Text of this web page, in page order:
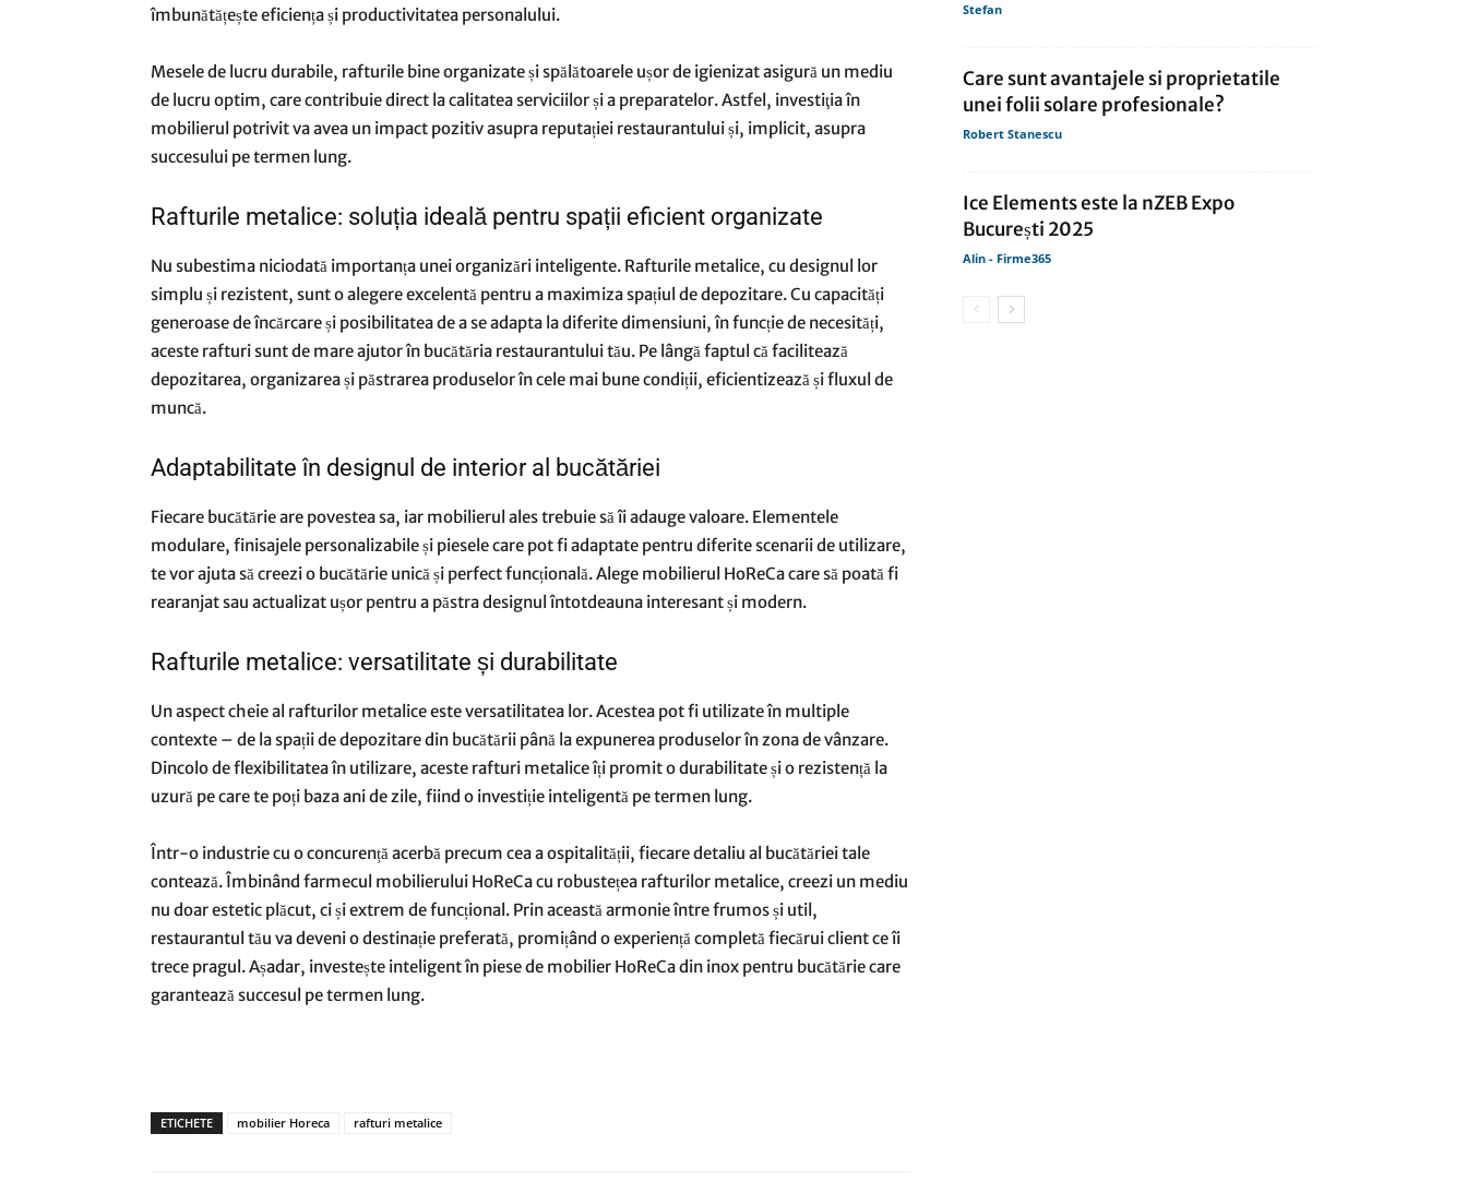
îmbunătățește eficiența și productivitatea personalului.
Mesele de lucru durabile, rafturile bine organizate și spălătoarele ușor de igienizat asigură un mediu
de lucru optim, care contribuie direct la calitatea serviciilor și a preparatelor. Astfel, investiţia în
mobilierul potrivit va avea un impact pozitiv asupra reputației restaurantului și, implicit, asupra
succesului pe termen lung.
Rafturile metalice: soluția ideală pentru spații eficient organizate
Nu subestima niciodată importanța unei organizări inteligente. Rafturile metalice, cu designul lor
simplu și rezistent, sunt o alegere excelentă pentru a maximiza spațiul de depozitare. Cu capacități
generoase de încărcare și posibilitatea de a se adapta la diferite dimensiuni, în funcție de necesități,
aceste rafturi sunt de mare ajutor în bucătăria restaurantului tău. Pe lângă faptul că facilitează
depozitarea, organizarea și păstrarea produselor în cele mai bune condiții, eficientizează și fluxul de
muncă.
Adaptabilitate în designul de interior al bucătăriei
Fiecare bucătărie are povestea sa, iar mobilierul ales trebuie să îi adauge valoare. Elementele
modulare, finisajele personalizabile și piesele care pot fi adaptate pentru diferite scenarii de utilizare,
te vor ajuta să creezi o bucătărie unică și perfect funcțională. Alege mobilierul HoReCa care să poată fi
rearanjat sau actualizat ușor pentru a păstra designul întotdeauna interesant și modern.
Rafturile metalice: versatilitate și durabilitate
Un aspect cheie al rafturilor metalice este versatilitatea lor. Acestea pot fi utilizate în multiple
contexte – de la spații de depozitare din bucătării până la expunerea produselor în zona de vânzare.
Dincolo de flexibilitatea în utilizare, aceste rafturi metaliceîți promit o durabilitate și o rezistență la
uzură pe care te poți baza ani de zile, fiind o investiție inteligentă pe termen lung.
Într-o industrie cu o concurență acerbă precum cea a ospitalității, fiecare detaliu al bucătăriei tale
contează. Îmbinând farmecul mobilierului HoReCa cu robustețea rafturilor metalice, creezi un mediu
nu doar estetic plăcut, ci și extrem de funcțional. Prin această armonie între frumos și util,
restaurantul tău va deveni o destinație preferată, promițând o experiență completă fiecărui client ce îi
trece pragul. Așadar, investește inteligent în piese de mobilier HoReCa din inox pentru bucătărie care
garantează succesul pe termen lung.
ETICHETE mobilier Horeca rafturi metalice
Stefan
Care sunt avantajele si proprietatile
unei folii solare profesionale?
Robert Stanescu
Ice Elements este la nZEB Expo
București 2025
Alin - Firme365